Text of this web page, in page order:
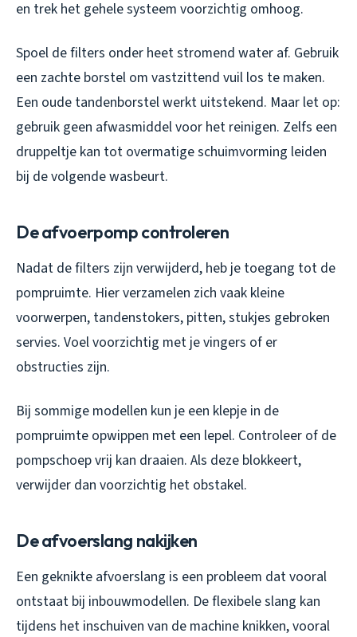
en trek het gehele systeem voorzichtig omhoog.
Spoel de filters onder heet stromend water af. Gebruik
een zachte borstel om vastzittend vuil los te maken.
Een oude tandenborstel werkt uitstekend. Maar let op:
gebruik geen afwasmiddel voor het reinigen. Zelfs een
druppeltje kan tot overmatige schuimvorming leiden
bij de volgende wasbeurt.
De afvoerpomp controleren
Nadat de filters zijn verwijderd, heb je toegang tot de
pompruimte. Hier verzamelen zich vaak kleine
voorwerpen, tandenstokers, pitten, stukjes gebroken
servies. Voel voorzichtig met je vingers of er
obstructies zijn.
Bij sommige modellen kun je een klepje in de
pompruimte opwippen met een lepel. Controleer of de
pompschoep vrij kan draaien. Als deze blokkeert,
verwijder dan voorzichtig het obstakel.
De afvoerslang nakijken
Een geknikte afvoerslang is een probleem dat vooral
ontstaat bij inbouwmodellen. De flexibele slang kan
tijdens het inschuiven van de machine knikken, vooral